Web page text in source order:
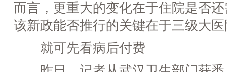
而言，更重大的变化在于住院是否
该新政能否推行的关键在于三级大
就可先看病后付费